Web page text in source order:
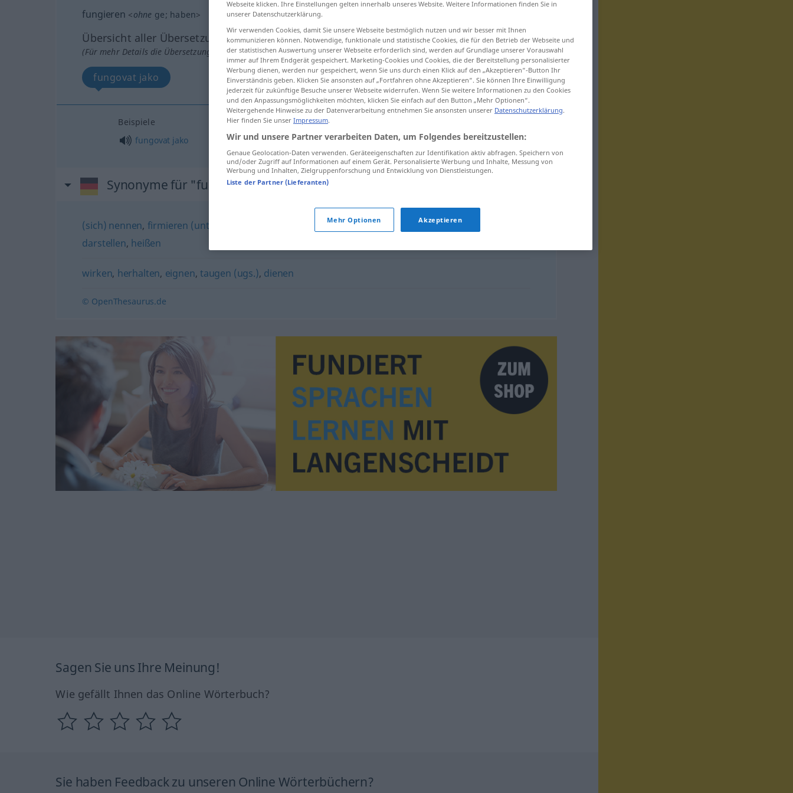
fungieren <ohne ge; haben>
Übersicht aller Übersetzungen
(Für mehr Details die Übersetzung anklicken/antippen)
fungovat jako
Beispiele
fungovat jako fungieren als
Synonyme für "fungieren"
(sich) nennen, firmieren (unter) ,firmieren (als) (sich) schimpfen (ugs.)
darstellen, heißen
wirken, herhalten, eignen, taugen (ugs.), dienen
© OpenThesaurus.de
Sagen Sie uns Ihre Meinung!
Wie gefällt Ihnen das Online Wörterbuch?
Sie haben Feedback zu unseren Online Wörterbüchern?
Webseite klicken. Ihre Einstellungen gelten innerhalb unseres Website. Weitere Informationen finden Sie in
unserer Datenschutzerklärung.
Wir verwenden Cookies, damit Sie unsere Webseite bestmöglich nutzen und wir besser mit Ihnen
kommunizieren können. Notwendige, funktionale und statistische Cookies, die für den Betrieb der Webseite und
der statistischen Auswertung unserer Webseite erforderlich sind, werden auf Grundlage unserer Vorauswahl
immer auf Ihrem Endgerät gespeichert. Marketing-Cookies und Cookies, die der Bereitstellung personalisierter
Werbung dienen, werden nur gespeichert, wenn Sie uns durch einen Klick auf den „Akzeptieren“-Button Ihr
Einverständnis geben. Klicken Sie ansonsten auf „Fortfahren ohne Akzeptieren“. Sie können Ihre Einwilligung
jederzeit für zukünftige Besuche unserer Webseite widerrufen. Wenn Sie weitere Informationen zu den Cookies
und den Anpassungsmöglichkeiten möchten, klicken Sie einfach auf den Button „Mehr Optionen“.
Weitergehende Hinweise zu der Datenverarbeitung entnehmen Sie ansonsten unserer Datenschutzerklärung.
Hier finden Sie unser Impressum.
Wir und unsere Partner verarbeiten Daten, um Folgendes bereitzustellen:
Genaue Geolocation-Daten verwenden. Geräteeigenschaften zur Identifikation aktiv abfragen. Speichern von
und/oder Zugriff auf Informationen auf einem Gerät. Personalisierte Werbung und Inhalte, Messung von
Werbung und Inhalten, Zielgruppenforschung und Entwicklung von Dienstleistungen.
Liste der Partner (Lieferanten)
Mehr Optionen Akzeptieren